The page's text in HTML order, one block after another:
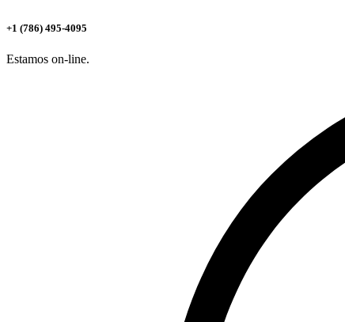
+1 (786) 495-4095
Estamos on-line.